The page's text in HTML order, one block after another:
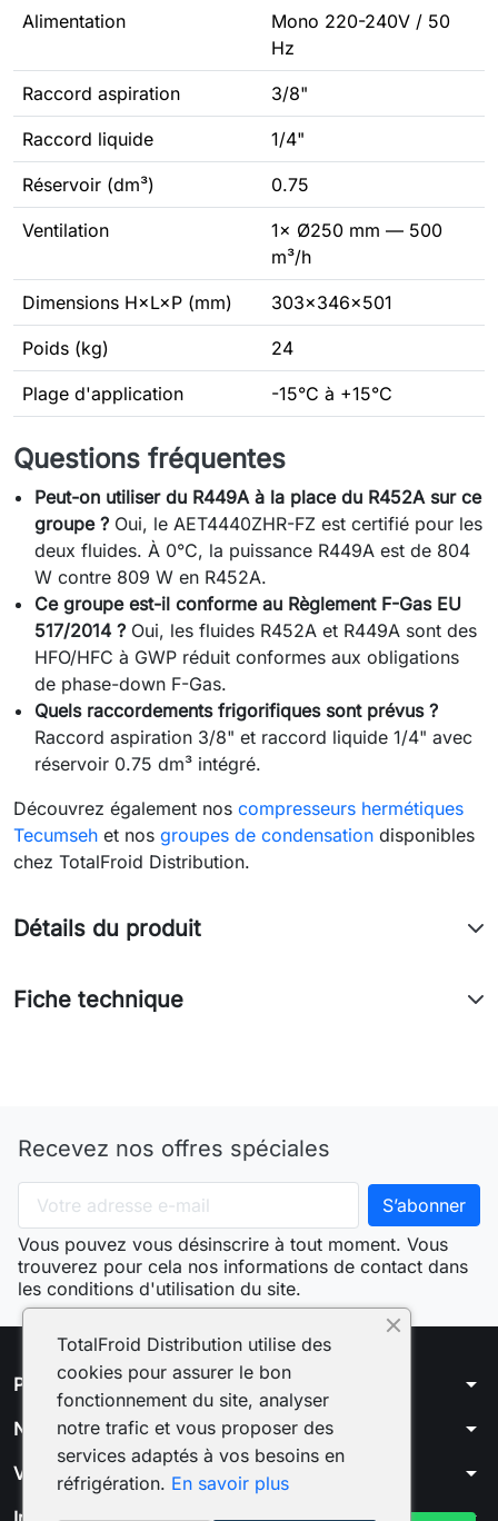
Alimentation
Mono 220-240V / 50
Hz
Raccord aspiration 3/8"
Raccord liquide 1/4"
Réservoir (dm³) 0.75
Ventilation
1× Ø250 mm — 500
m³/h
Dimensions H×L×P (mm) 303×346×501
Poids (kg) 24
Plage d'application -15°C à +15°C
Questions fréquentes
Peut-on utiliser du R449A à la place du R452A sur ce
groupe ? Oui, le AET4440ZHR-FZ est certifié pour les
deux fluides. À 0°C, la puissance R449A est de 804
W contre 809 W en R452A.
Ce groupe est-il conforme au Règlement F-Gas EU
517/2014 ? Oui, les fluides R452A et R449A sont des
HFO/HFC à GWP réduit conformes aux obligations
de phase-down F-Gas.
Quels raccordements frigorifiques sont prévus ?
Raccord aspiration 3/8" et raccord liquide 1/4" avec
réservoir 0.75 dm³ intégré.
Découvrez également nos compresseurs hermétiques
Tecumseh et nos groupes de condensation disponibles
chez TotalFroid Distribution.
Détails du produit
Fiche technique
Recevez nos offres spéciales
Vous pouvez vous désinscrire à tout moment. Vous
trouverez pour cela nos informations de contact dans
les conditions d'utilisation du site.
Produits arrow_drop_down
Notre société arrow_drop_down
Votre compte arrow_drop_down
TotalFroid Distribution utilise des
cookies pour assurer le bon
fonctionnement du site, analyser
notre trafic et vous proposer des
services adaptés à vos besoins en
réfrigération. En savoir plus